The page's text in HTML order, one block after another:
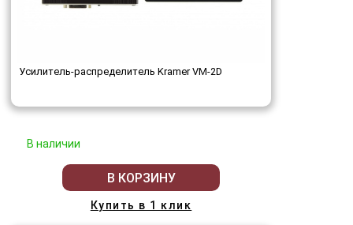
Усилитель-распределитель Kramer VM-2D
В наличии
В КОРЗИНУ
Купить в 1 клик